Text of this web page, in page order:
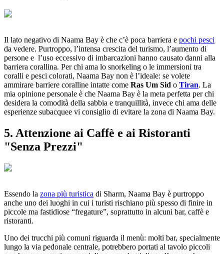
Il lato negativo di Naama Bay è che c’è poca barriera e pochi pesci
da vedere. Purtroppo, l’intensa crescita del turismo, l’aumento di
persone e l’uso eccessivo di imbarcazioni hanno causato danni alla
barriera corallina. Per chi ama lo snorkeling o le immersioni tra
coralli e pesci colorati, Naama Bay non è l’ideale: se volete
ammirare barriere coralline intatte come Ras Um Sid o Tiran. La
mia opinione personale è che Naama Bay è la meta perfetta per chi
desidera la comodità della sabbia e tranquillità, invece chi ama delle
esperienze subacquee vi consiglio di evitare la zona di Naama Bay.
5. Attenzione ai Caffè e ai Ristoranti
"Senza Prezzi"
Essendo la zona più turistica di Sharm, Naama Bay è purtroppo
anche uno dei luoghi in cui i turisti rischiano più spesso di finire in
piccole ma fastidiose “fregature”, soprattutto in alcuni bar, caffè e
ristoranti.
Uno dei trucchi più comuni riguarda il menù: molti bar, specialmente
lungo la via pedonale centrale, potrebbero portati al tavolo piccoli